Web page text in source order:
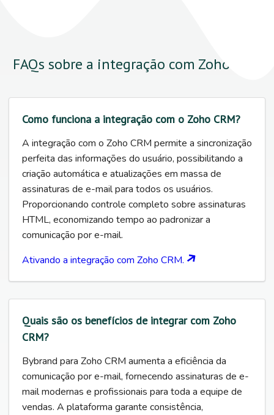
FAQs sobre a integração com Zoho CRM
Como funciona a integração com o Zoho CRM?
A integração com o Zoho CRM permite a sincronização
perfeita das informações do usuário, possibilitando a
criação automática e atualizações em massa de
assinaturas de e-mail para todos os usuários.
Proporcionando controle completo sobre assinaturas
HTML, economizando tempo ao padronizar a
comunicação por e-mail.
Ativando a integração com Zoho CRM.
Quais são os benefícios de integrar com Zoho
CRM?
Bybrand para Zoho CRM aumenta a eficiência da
comunicação por e-mail, fornecendo assinaturas de e-
mail modernas e profissionais para toda a equipe de
vendas. A plataforma garante consistência,